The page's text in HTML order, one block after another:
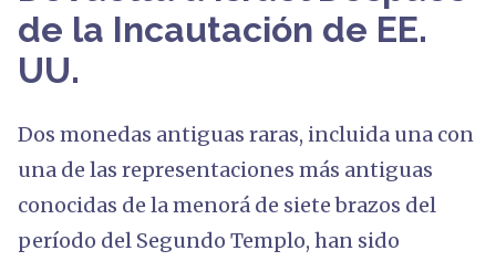
de la Incautación de EE.
UU.
Dos monedas antiguas raras, incluida una con
una de las representaciones más antiguas
conocidas de la menorá de siete brazos del
período del Segundo Templo, han sido